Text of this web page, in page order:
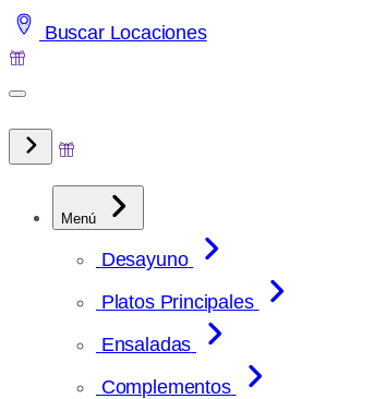
Saltar
al
Buscar Locaciones
Menú
Desayuno
Platos Principales
Ensaladas
Complementos